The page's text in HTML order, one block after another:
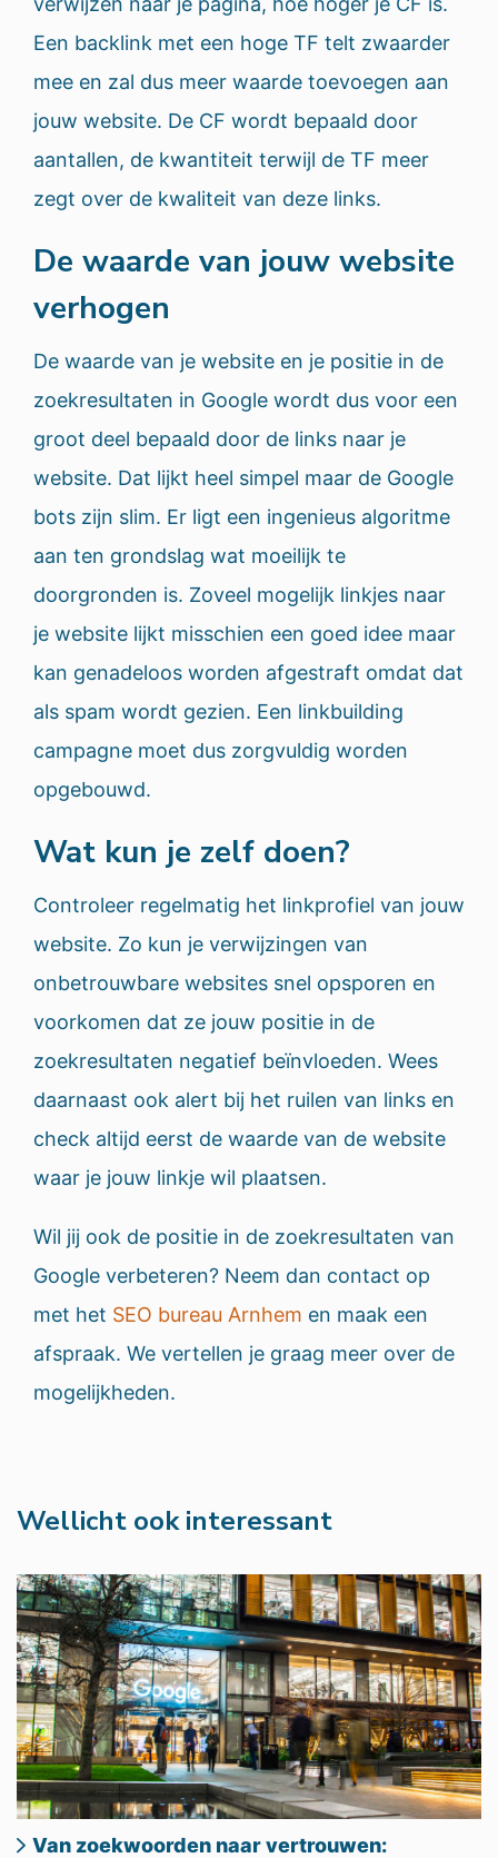
Een backlink met een hoge TF telt zwaarder
mee en zal dus meer waarde toevoegen aan
jouw website. De CF wordt bepaald door
aantallen, de kwantiteit terwijl de TF meer
zegt over de kwaliteit van deze links.
De waarde van jouw website
verhogen
De waarde van je website en je positie in de
zoekresultaten in Google wordt dus voor een
groot deel bepaald door de links naar je
website. Dat lijkt heel simpel maar de Google
bots zijn slim. Er ligt een ingenieus algoritme
aan ten grondslag wat moeilijk te
doorgronden is. Zoveel mogelijk linkjes naar
je website lijkt misschien een goed idee maar
kan genadeloos worden afgestraft omdat dat
als spam wordt gezien. Een linkbuilding
campagne moet dus zorgvuldig worden
opgebouwd.
Wat kun je zelf doen?
Controleer regelmatig het linkprofiel van jouw
website. Zo kun je verwijzingen van
onbetrouwbare websites snel opsporen en
voorkomen dat ze jouw positie in de
zoekresultaten negatief beïnvloeden. Wees
daarnaast ook alert bij het ruilen van links en
check altijd eerst de waarde van de website
waar je jouw linkje wil plaatsen.
Wil jij ook de positie in de zoekresultaten van
Google verbeteren? Neem dan contact op
met het SEO bureau Arnhem en maak een
afspraak. We vertellen je graag meer over de
mogelijkheden.
Wellicht ook interessant
Van zoekwoorden naar vertrouwen: